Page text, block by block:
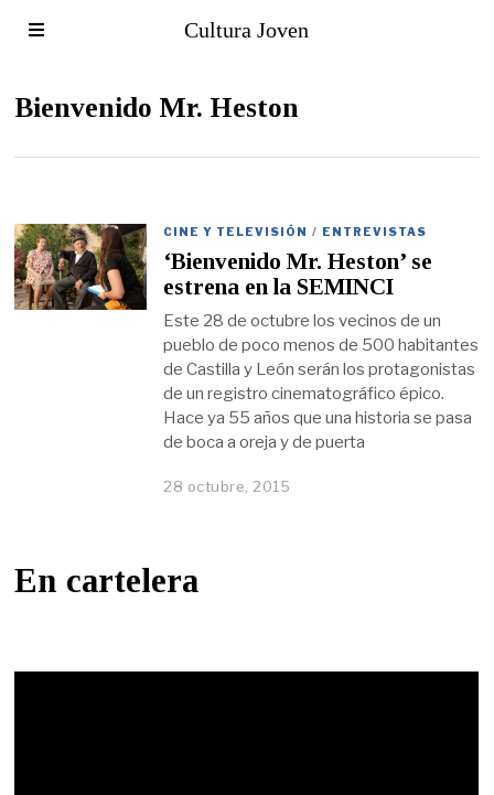
Cultura Joven
Bienvenido Mr. Heston
CINE Y TELEVISIÓN / ENTREVISTAS
‘Bienvenido Mr. Heston’ se
estrena en la SEMINCI
Este 28 de octubre los vecinos de un
pueblo de poco menos de 500 habitantes
de Castilla y León serán los protagonistas
de un registro cinematográfico épico.
Hace ya 55 años que una historia se pasa
de boca a oreja y de puerta
28 octubre, 2015
En cartelera